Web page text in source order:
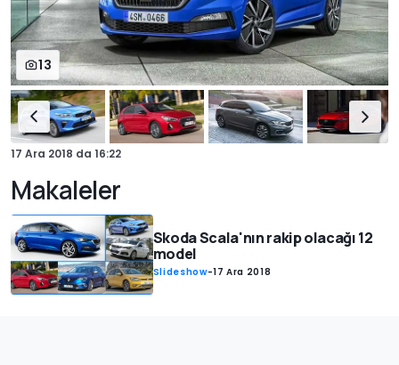
13
17 Ara 2018 da 16:22
Makaleler
Skoda Scala'nın rakip olacağı 12
model
Slideshow-17 Ara 2018